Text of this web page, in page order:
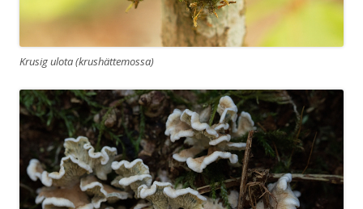
Krusig ulota (krushättemossa)